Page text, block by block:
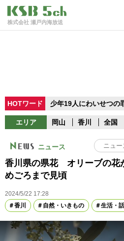
株式会社 瀬戸内海放送
HOTワード 少年19人にわいせつの
エリア 岡山 香川 全国
ニュース
香川県の県花 オリーブの花
めごろまで見頃
2024/5/22 17:28
香川
自然・いきもの 生活・